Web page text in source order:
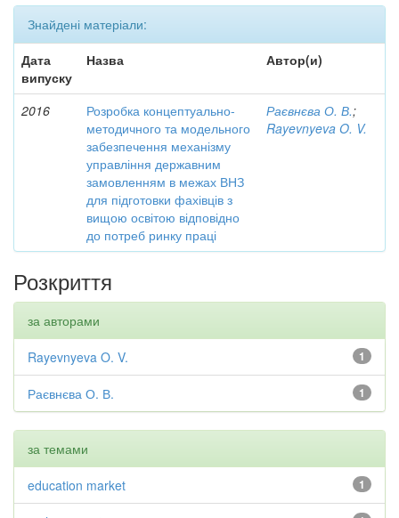
Знайдені матеріали:
Дата
випуску
Назва Автор(и)
2016
Розробка концептуально-
методичного та модельного
забезпечення механізму
управління державним
замовленням в межах ВНЗ
для підготовки фахівців з
вищою освітою відповідно
до потреб ринку праці
Раєвнєва О. В.;
Rayevnyeva O. V.
Розкриття
за авторами
1
Rayevnyeva O. V.
1
Раєвнєва О. В.
за темами
1
education market